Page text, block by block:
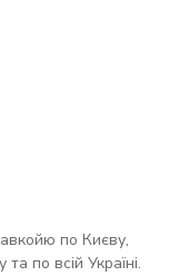
по Києву,
по всій Україні.